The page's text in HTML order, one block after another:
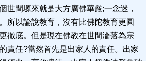
世間塬來就是大方廣佛華嚴;一念迷，
所以論說教育，沒有比佛陀教育更圓
徹底。但是現在佛教在世間淪落為宗
責任?當然首先是出家人的責任。出家